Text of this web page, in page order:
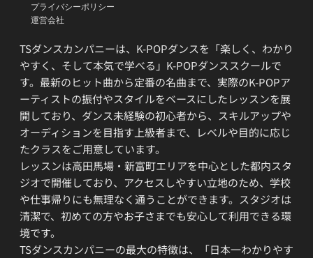
TSダンスカンパニーは、K-POPダンスを「楽しく、わかり
やすく、そして本気で学べる」K-POPダンススクールで
す。最新のヒット曲から定番の名曲まで、実際のK-POPア
ーティストの振付やスタイルをベースにしたレッスンを展
開しており、ダンス未経験の初心者から、スキルアップや
オーディションを目指す上級者まで、レベルや目的に応じ
たクラスをご用意しています。
レッスンは高田馬場・新富町エリアを中心とした都内スタ
ジオで開催しており、アクセスしやすい立地のため、学校
や仕事帰りにも無理なく通うことができます。スタジオは
清潔で、初めての方やお子さまでも安心して利用できる環
境です。
TSダンスカンパニーの最大の特徴は、「日本一わかりやす
プライバシーポリシー
運営会社